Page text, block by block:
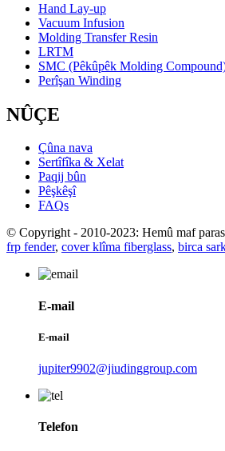
Hand Lay-up
Vacuum Infusion
Molding Transfer Resin
LRTM
SMC (Pêkûpêk Molding
Perîşan Winding
NÛÇE
Çûna nava
Sertîfîka & Xelat
Paqij bûn
Pêşkêşî
FAQs
© Copyright - 2010-2023: Hemû maf
frp fender, cover klîma fiberglass, birca
E-mail
E-mail
jupiter9902@jiudinggroup.com
Telefon